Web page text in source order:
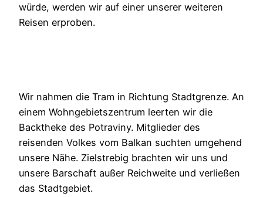
würde, werden wir auf einer unserer weiteren
Reisen erproben.
Wir nahmen die Tram in Richtung Stadtgrenze. An
einem Wohngebietszentrum leerten wir die
Backtheke des Potraviny. Mitglieder des
reisenden Volkes vom Balkan suchten umgehend
unsere Nähe. Zielstrebig brachten wir uns und
unsere Barschaft außer Reichweite und verließen
das Stadtgebiet.